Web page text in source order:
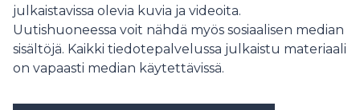
julkaistavissa olevia kuvia ja videoita.
Uutishuoneessa voit nähdä myös sosiaalisen median
sisältöjä. Kaikki tiedotepalvelussa julkaistu materiaali
on vapaasti median käytettävissä.